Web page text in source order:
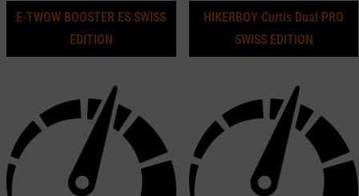
E-TWOW BOOSTER ES SWISS
EDITION
HIKERBOY Curtis Dual PRO
SWISS EDITION